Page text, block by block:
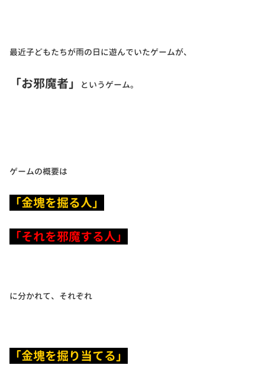
最近子どもたちが雨の日に遊んでいたゲームが、
「お邪魔者」 というゲーム。
ゲームの概要は
「金塊を掘る人」
「それを邪魔する人」
に分かれて、それぞれ
「金塊を掘り当てる」